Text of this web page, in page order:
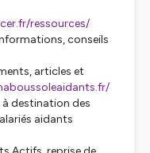
ressources/
conseils
articles et
à destination des
aidants